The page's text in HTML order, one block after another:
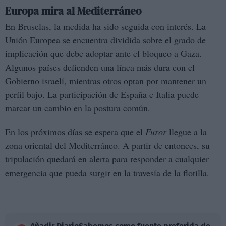
Europa mira al Mediterráneo
En Bruselas, la medida ha sido seguida con interés. La
Unión Europea se encuentra dividida sobre el grado de
implicación que debe adoptar ante el bloqueo a Gaza.
Algunos países defienden una línea más dura con el
Gobierno israelí, mientras otros optan por mantener un
perfil bajo. La participación de España e Italia puede
marcar un cambio en la postura común.
En los próximos días se espera que el Furor llegue a la
zona oriental del Mediterráneo. A partir de entonces, su
tripulación quedará en alerta para responder a cualquier
emergencia que pueda surgir en la travesía de la flotilla.